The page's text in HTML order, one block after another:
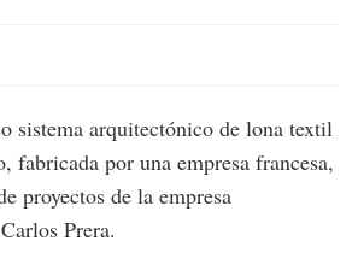
sistema arquitectónico de lona textil
fabricada por una empresa francesa,
proyectos de la empresa
Prera.